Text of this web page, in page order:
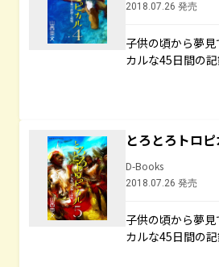
2018.07.26 発売
子供の頃から夢
カルな45日間の記
とろとろトロ
D-Books
2018.07.26 発売
子供の頃から夢
カルな45日間の記